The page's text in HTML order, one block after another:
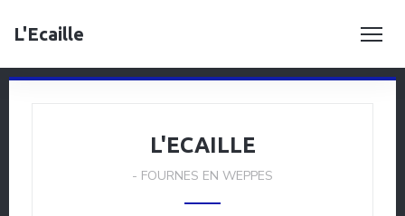
L'Ecaille
L'ECAILLE
- FOURNES EN WEPPES